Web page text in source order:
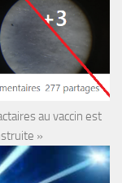
au vaccin est
»